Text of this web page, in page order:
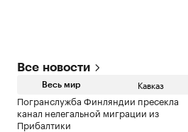
Все новости
Весь мир Кавказ
Погранслужба Финляндии пресекла
канал нелегальной миграции из
Прибалтики